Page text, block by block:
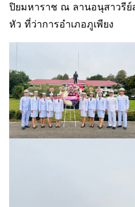
ปิยมหาราช ณ ลานอนุสาวรีย์
หัว ที่ว่าการอำเภอภูเพียง